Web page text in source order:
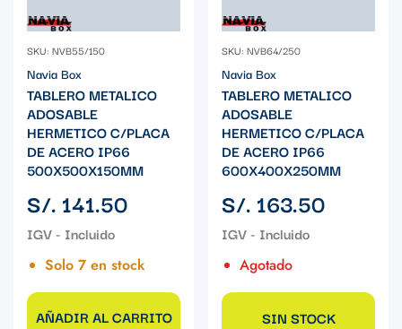
SKU: NVB55/150
Navia Box
TABLERO METALICO
ADOSABLE
HERMETICO C/PLACA
DE ACERO IP66
500X500X150MM
Precio
regular
S/. 141.50
Solo 7 en stock
AÑADIR AL CARRITO
SKU: NVB64/250
Navia Box
TABLERO METALICO
ADOSABLE
HERMETICO C/PLACA
DE ACERO IP66
600X400X250MM
Precio
regular
S/. 163.50
Agotado
SIN STOCK